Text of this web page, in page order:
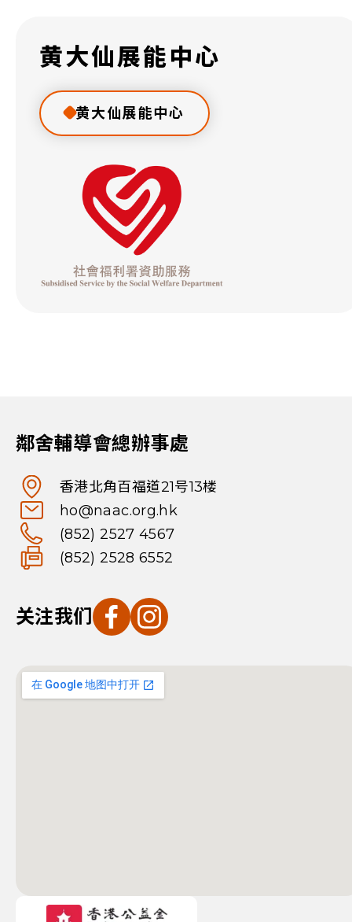
黄大仙展能中心
黄大仙展能中心
鄰舍輔導會總辦事處
香港北角百福道21号13楼
ho@naac.org.hk
(852) 2527 4567
(852) 2528 6552
关注我们